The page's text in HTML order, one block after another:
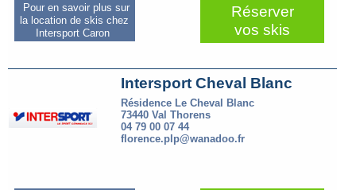
Pour en savoir plus sur
la location de skis chez
Intersport Caron
Réserver
vos skis
Intersport Cheval Blanc
Résidence Le Cheval Blanc
73440 Val Thorens
04 79 00 07 44
florence.plp@wanadoo.fr